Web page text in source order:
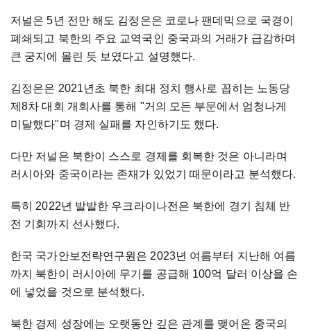
저널은 5년 전만 해도 김정은은 코로나 팬데믹으로 국경이
폐쇄되고 북한의 주요 교역국인 중국과의 거래가 급감하며
큰 궁지에 몰린 듯 보였다고 설명했다.
김정은은 2021년초 북한 최대 정치 행사로 꼽히는 노동당
제8차 대회 개회사를 통해 "거의 모든 부문에서 엄청나게
미달했다"며 경제 실패를 자인하기도 했다.
다만 저널은 북한이 스스로 경제를 회복한 것은 아니라며
러시아와 중국이라는 존재가 있었기 때문이라고 분석했다.
특히 2022년 발발한 우크라이나전은 북한에 경기 침체 반
전 기회까지 선사했다.
한국 국가안보전략연구원은 2023년 여름부터 지난해 여름
까지 북한이 러시아에 무기를 공급해 100억 달러 이상을 손
에 넣었을 것으로 분석했다.
북한 경제 성장에는 오랫동안 깊은 관계를 맺어온 중국의